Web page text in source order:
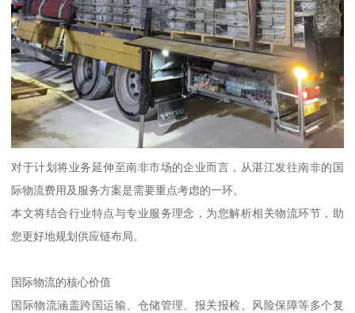
对于计划将业务延伸至南非市场的企业而言，从湛江发往南非的国
际物流费用及服务方案是需要重点考虑的一环。
本文将结合行业特点与专业服务理念，为您解析相关物流环节，助
您更好地规划供应链布局。
国际物流的核心价值
国际物流涵盖跨国运输、仓储管理、报关报检、风险保障等多个复